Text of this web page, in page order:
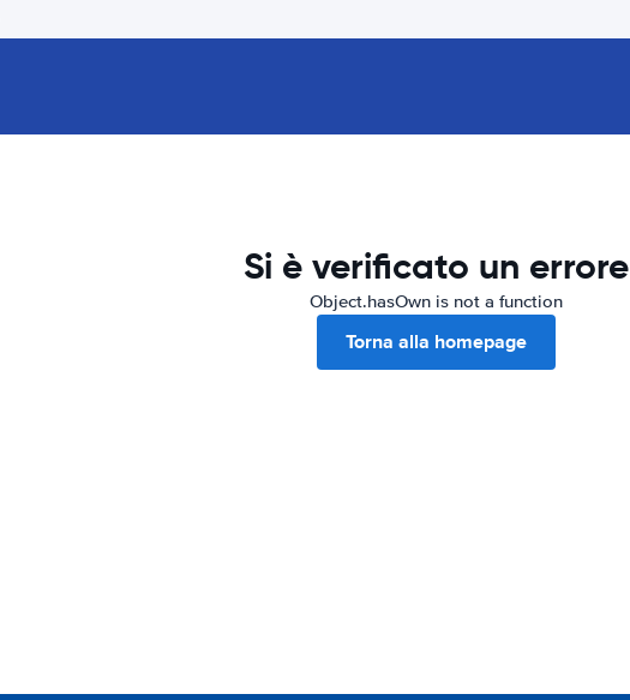
Si è verificato un errore
Object.hasOwn is not a function
Torna alla homepage